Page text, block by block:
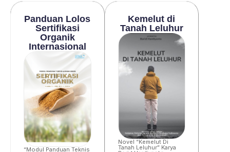
Panduan Lolos
Sertifikasi
Organik
Internasional
“Modul Panduan Teknis
Kemelut di
Tanah Leluhur
Novel “Kemelut Di
Tanah Leluhur” Karya